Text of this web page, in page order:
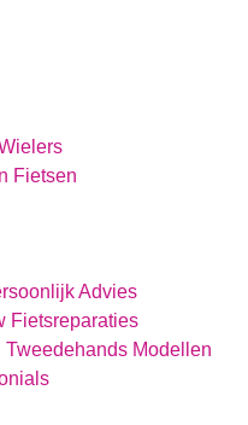
Fietsen
Advies
Fietsreparaties
Modellen